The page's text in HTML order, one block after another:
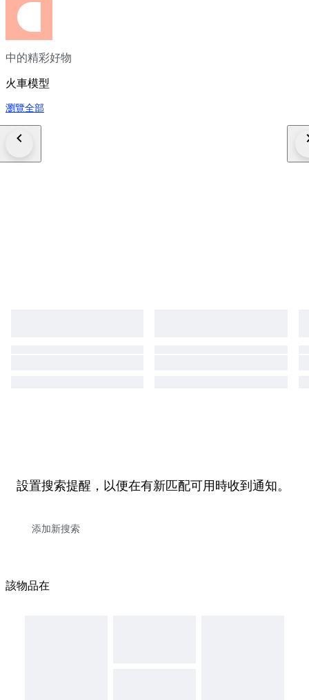
中的精彩好物
火車模型
瀏覽全部
設置搜索提醒，以便在有新匹配可用時收到通知。
該物品在